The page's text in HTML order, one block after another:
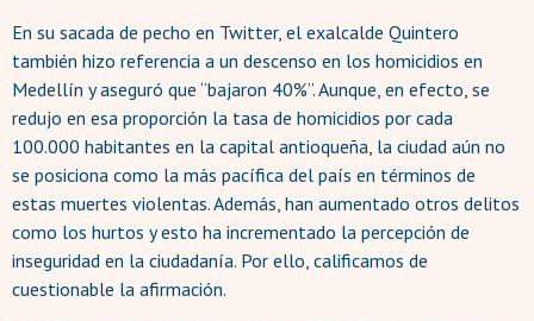
En su sacada de pecho en Twitter, el exalcalde Quintero
también hizo referencia a un descenso en los homicidios en
Medellín y aseguró que “bajaron 40%”. Aunque, en efecto, se
redujo en esa proporción la tasa de homicidios por cada
100.000 habitantes en la capital antioqueña, la ciudad aún no
se posiciona como la más pacífica del país en términos de
estas muertes violentas. Además, han aumentado otros delitos
como los hurtos y esto ha incrementado la percepción de
inseguridad en la ciudadanía. Por ello, calificamos de
cuestionable la afirmación.